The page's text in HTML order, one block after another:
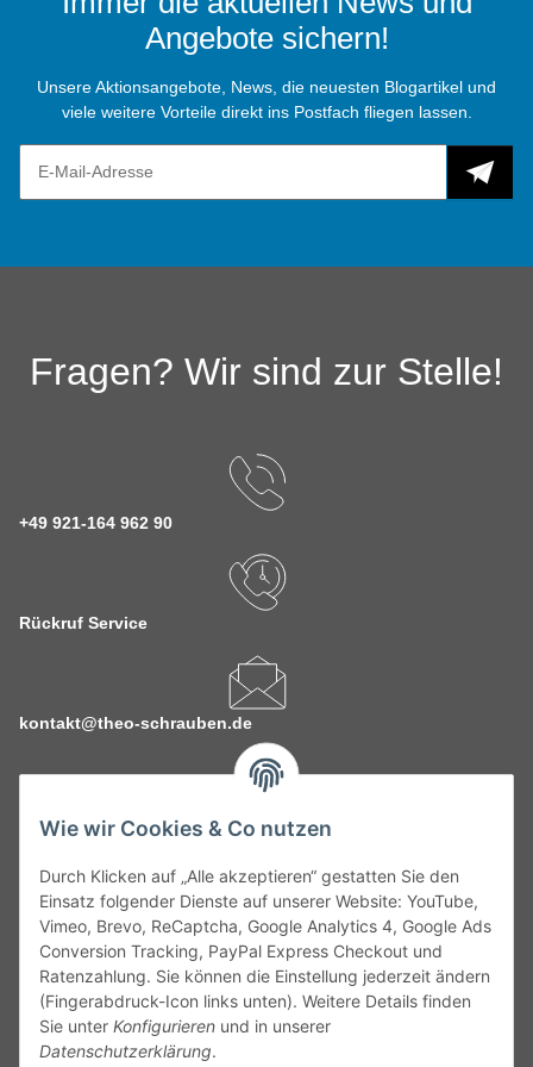
Wie wir Cookies & Co nutzen
Durch Klicken auf „Alle akzeptieren“ gestatten Sie den
Einsatz folgender Dienste auf unserer Website: YouTube,
Vimeo, Brevo, ReCaptcha, Google Analytics 4, Google Ads
Conversion Tracking, PayPal Express Checkout und
Ratenzahlung. Sie können die Einstellung jederzeit ändern
(Fingerabdruck-Icon links unten). Weitere Details finden
Sie unter Konfigurieren und in unserer
Datenschutzerklärung.
Angebote sichern!
Unsere Aktionsangebote, News, die neuesten Blogartikel und
viele weitere Vorteile direkt ins Postfach fliegen lassen.
Fragen? Wir sind zur Stelle!
+49 921-164 962 90
Rückruf Service
kontakt@theo-schrauben.de
Service
Gesetzliche Informationen
Alle technischen Angaben ohne Gewähr. Irrtümer und fehlerhafte
Angaben vorbehalten. Wenn Sie Datenblätter oder spezielle